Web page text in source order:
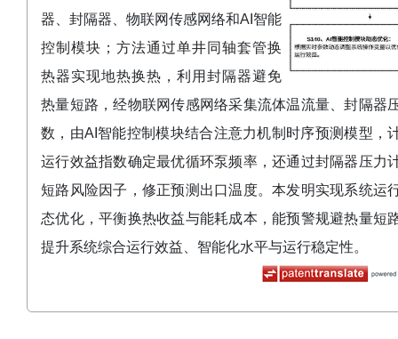
器、封隔器、物联网传感网络和AI智能
控制模块；方法通过单井同轴套管换
热器实现地热换热，利用封隔器避免
热量短路，经物联网传感网络采集流体温流量、封隔器
数，由AI智能控制模块结合注意力机制时序预测模型，
运行效益指数确定最优循环泵频率，还通过封隔器压力
短路风险因子，修正预测出口温度。本发明实现系统运
态优化，平衡换热收益与能耗成本，能预警规避热量短
提升系统综合运行效益、智能化水平与运行稳定性。